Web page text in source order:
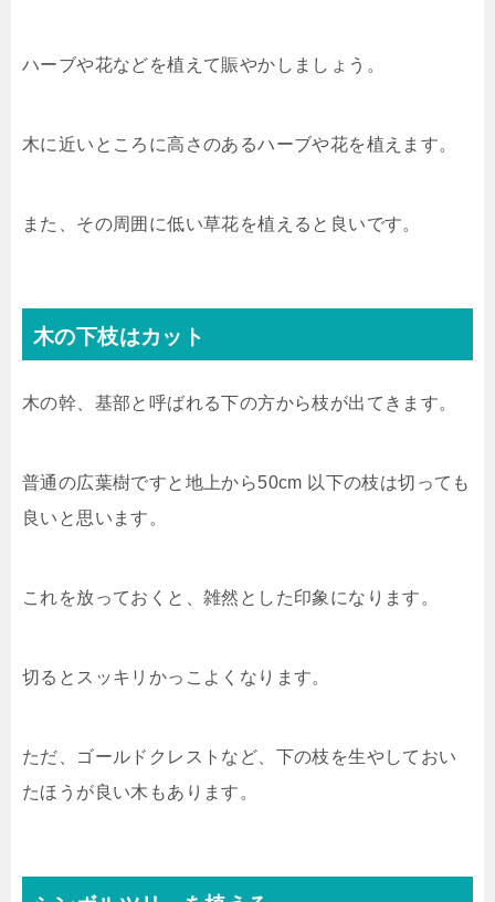
ハーブや花などを植えて賑やかしましょう。
木に近いところに高さのあるハーブや花を植えます。
また、その周囲に低い草花を植えると良いです。
木の下枝はカット
木の幹、基部と呼ばれる下の方から枝が出てきます。
普通の広葉樹ですと地上から50cm 以下の枝は切っても
良いと思います。
これを放っておくと、雑然とした印象になります。
切るとスッキリかっこよくなります。
ただ、ゴールドクレストなど、下の枝を生やしておい
たほうが良い木もあります。